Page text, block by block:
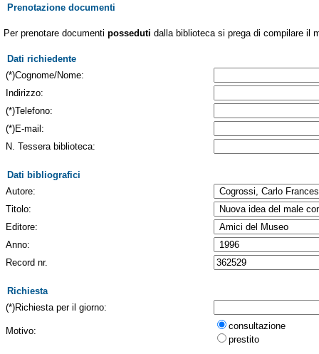
Prenotazione documenti
Per prenotare documenti posseduti dalla biblioteca si prega di compilare il
Dati richiedente
(*)Cognome/Nome:
Indirizzo:
(*)Telefono:
(*)E-mail:
N. Tessera biblioteca:
Dati bibliografici
Autore:
Titolo:
Editore:
Anno:
Record nr.
Richiesta
(*)Richiesta per il giorno:
Motivo:
consultazione
prestito